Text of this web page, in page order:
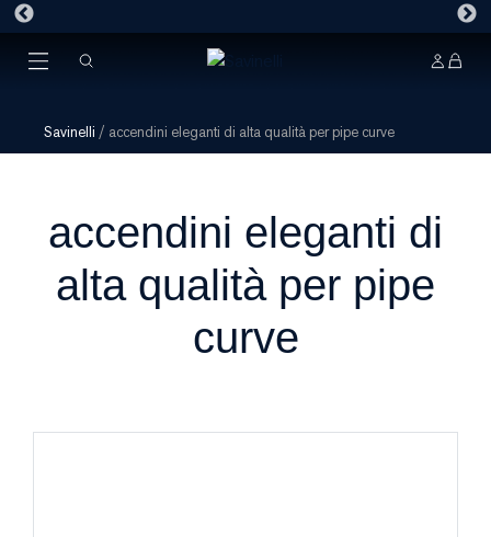
Savinelli / accendini eleganti di alta qualità per pipe curve
accendini eleganti di
alta qualità per pipe
curve